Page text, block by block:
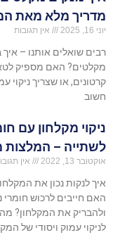
מדריך מלא מאת
יוני 16, 2025 אין תגובות
רבים שואלים אותנו –
מקלטים? האם מספיק
קרטונים, או שצריך ניקוי
חשוב
ניקוי מקלחון עם
לשתייה – המלצות
אוקטובר 13, 2022 אין
איך לנקות נכון את
האם חייבים לרכוש חומרי
ולהבריק את המקלחון?
לניקוי עמוק ויסודי של